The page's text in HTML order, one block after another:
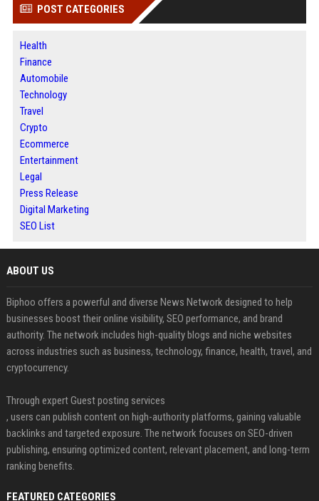
POST CATEGORIES
Health
Finance
Automobile
Technology
Travel
Crypto
Ecommerce
Entertainment
Legal
Press Release
Digital Marketing
SEO List
ABOUT US
Biphoo offers a powerful and diverse News Network designed to help
businesses boost their online visibility, SEO performance, and brand
authority. The network includes high-quality blogs and niche websites
across industries such as business, technology, finance, health, travel, and
cryptocurrency.
Through expert Guest posting services
, users can publish content on high-authority platforms, gaining valuable
backlinks and targeted exposure. The network focuses on SEO-driven
publishing, ensuring optimized content, relevant placement, and long-term
ranking benefits.
FEATURED CATEGORIES